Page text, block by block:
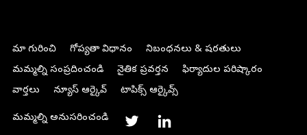
మా గురించి గోప్యతా విధానం
నిబంధనలు & షరతులు
మమ్మల్ని సంప్రదించండి
నైతిక ప్రవర్తన
ఫిర్యాదుల పరిష్కారం
వార్తలు
న్యూస్ ఆర్కైవ్ టాపిక్స్ ఆర్కైవ్స్
మమ్మల్ని అనుసరించండి